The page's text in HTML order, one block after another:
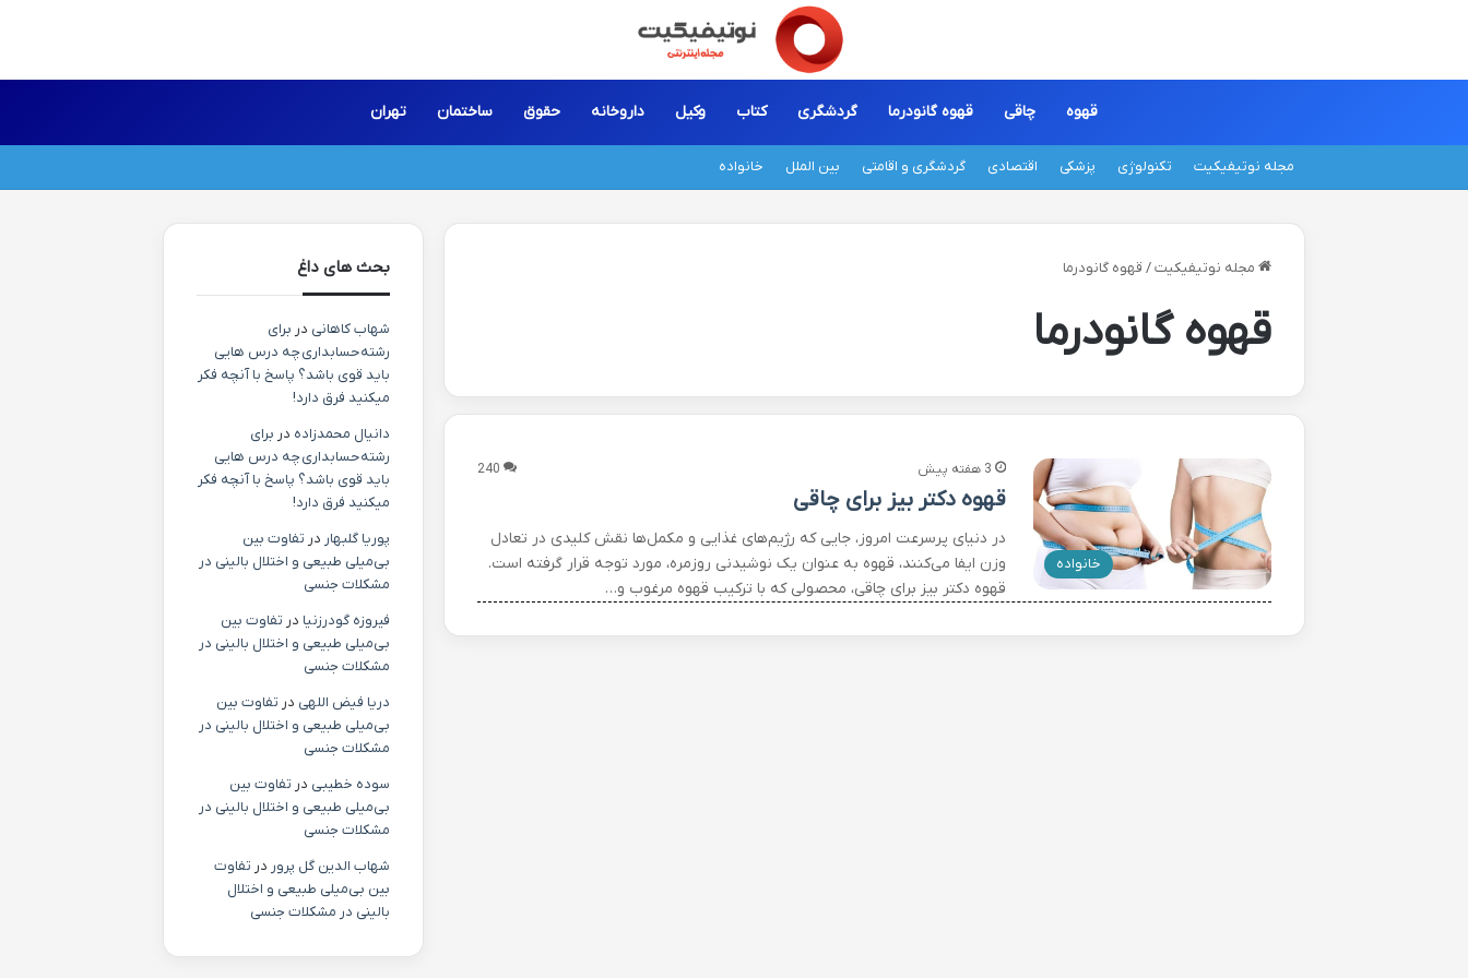
قهوه چاقی قهوه گانودرما گردشگری کتاب وکیل داروخانه حقوق ساختمان تهران
مجله نوتیفیکیت تکنولوژی پزشکی اقتصادی گردشگری و اقامتی بین الملل خانواده
مجله نوتیفیکیت / قهوه گانودرما
قهوه گانودرما
خانواده
3 هفته پیش 240
قهوه دکتر بیز برای چاقی
در دنیای پرسرعت امروز، جایی که رژیم‌های غذایی و مکمل‌ها نقش کلیدی در تعادل
وزن ایفا می‌کنند، قهوه به عنوان یک نوشیدنی روزمره، مورد توجه قرار گرفته است.
قهوه دکتر بیز برای چاقی، محصولی که با ترکیب قهوه مرغوب و…
بحث های داغ
شهاب کاهانی در برای
رشته حسابداری چه درس هایی
باید قوی باشد؟ پاسخ با آنچه فکر
میکنید فرق دارد!
دانیال محمدزاده در برای
رشته حسابداری چه درس هایی
باید قوی باشد؟ پاسخ با آنچه فکر
میکنید فرق دارد!
پوریا گلبهار در تفاوت بین
بی‌میلی طبیعی و اختلال بالینی در
مشکلات جنسی
فیروزه گودرزنیا در تفاوت بین
بی‌میلی طبیعی و اختلال بالینی در
مشکلات جنسی
دریا فیض اللهی در تفاوت بین
بی‌میلی طبیعی و اختلال بالینی در
مشکلات جنسی
سوده خطیبی در تفاوت بین
بی‌میلی طبیعی و اختلال بالینی در
مشکلات جنسی
شهاب الدین گل پرور در تفاوت
بین بی‌میلی طبیعی و اختلال
بالینی در مشکلات جنسی